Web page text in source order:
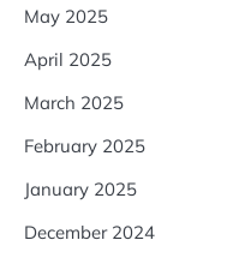
May 2025
April 2025
March 2025
February 2025
January 2025
December 2024